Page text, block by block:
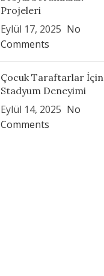
Projeleri
Eylül 17, 2025 No
Comments
Çocuk Taraftarlar İçin
Stadyum Deneyimi
Eylül 14, 2025 No
Comments